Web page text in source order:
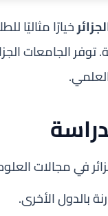
خيارًا مثاليًا
توفر الجامعات
في مجالات
بالدول الأخرى.